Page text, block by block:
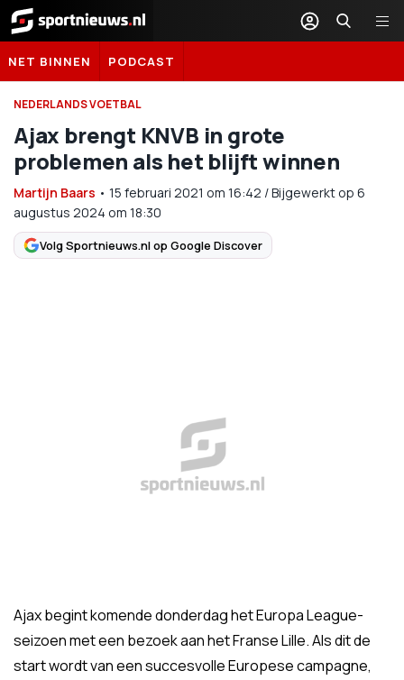
Sportnieuws.nl
NET BINNEN PODCAST
NEDERLANDS VOETBAL
Ajax brengt KNVB in grote
problemen als het blijft winnen
Martijn Baars • 15 februari 2021 om 16:42 /Bijgewerkt op 6
augustus 2024 om 18:30
Volg Sportnieuws.nl op Google Discover
Ajax begint komende donderdag het Europa League-
seizoen met een bezoek aan het Franse Lille. Als dit de
start wordt van een succesvolle Europese campagne,